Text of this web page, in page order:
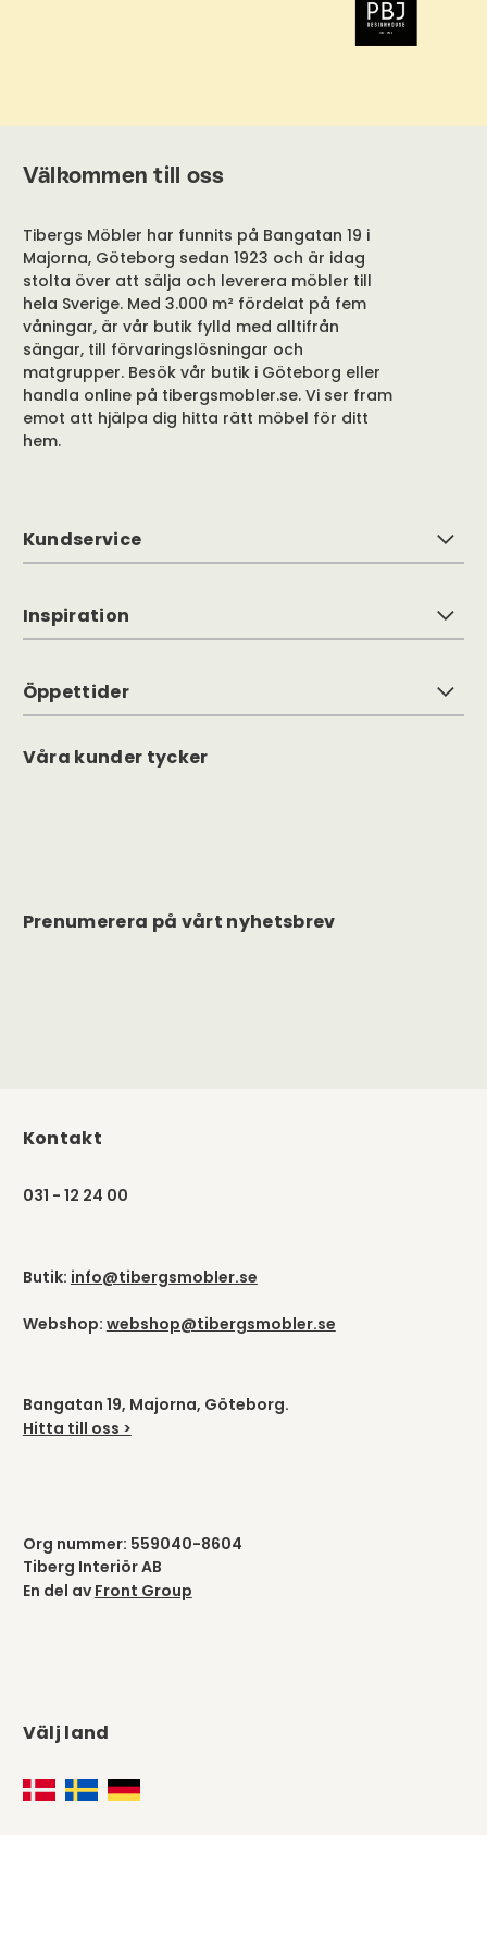
Välkommen till oss
Tibergs Möbler har funnits på Bangatan 19 i
Majorna, Göteborg sedan 1923 och är idag
stolta över att sälja och leverera möbler till
hela Sverige. Med 3.000 m² fördelat på fem
våningar, är vår butik fylld med alltifrån
sängar, till förvaringslösningar och
matgrupper. Besök vår butik i Göteborg eller
handla online på tibergsmobler.se. Vi ser fram
emot att hjälpa dig hitta rätt möbel för ditt
hem.
Kundservice
Inspiration
Öppettider
Våra kunder tycker
Prenumerera på vårt nyhetsbrev
Kontakt
031 - 12 24 00
Butik: info@tibergsmobler.se
Webshop: webshop@tibergsmobler.se
Bangatan 19, Majorna, Göteborg.
Hitta till oss >
Org nummer: 559040-8604
Tiberg Interiör AB
En del av Front Group
Välj land